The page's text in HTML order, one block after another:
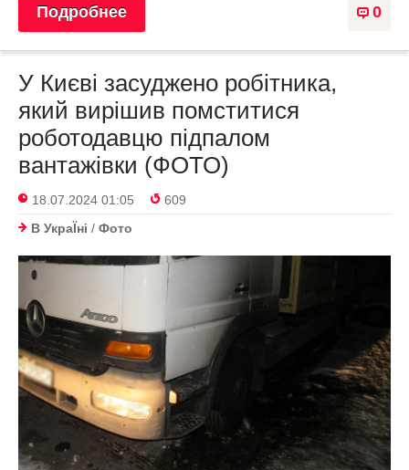
0
Подробнее
У Києві засуджено робітника,
який вирішив помститися
роботодавцю підпалом
вантажівки (ФОТО)
18.07.2024 01:05
609
В УкраЇнi / Фото